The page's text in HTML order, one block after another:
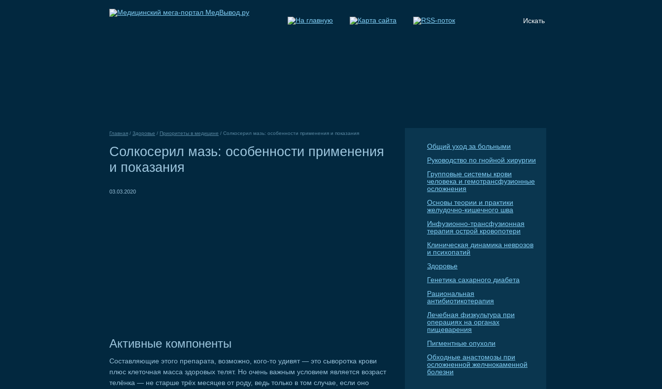
Главная / Здоровье / Приоритеты в медицине / Солкосерил мазь: особенности применения и показания
Солкосерил мазь: особенности применения
и показания
03.03.2020
Активные компоненты
Составляющие этого препарата, возможно, кого-то удивят — это сыворотка крови
плюс клеточная масса здоровых телят. Но очень важным условием является возраст
телёнка — не старше трёх месяцев от роду, ведь только в том случае, если оно
Общий уход за больными
Руководство по гнойной хирургии
Групповые системы крови
человека и гемотрансфузионные
осложнения
Основы теории и практики
желудочно-кишечного шва
Инфузионно-трансфузионная
терапия острой кровопотери
Клиническая динамика неврозов
и психопатий
Здоровье
Генетика сахарного диабета
Рациональная
антибиотикотерапия
Лечебная физкультура при
операциях на органах
пищеварения
Пигментные опухоли
Обходные анастомозы при
осложненной желчнокаменной
болезни